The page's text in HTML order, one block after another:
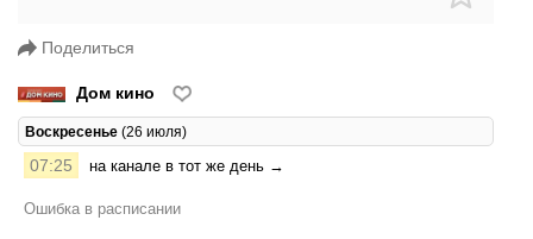
Поделиться
Дом кино
Воскресенье (26 июля)
07:25 на канале в тот же день →
Ошибка в расписании